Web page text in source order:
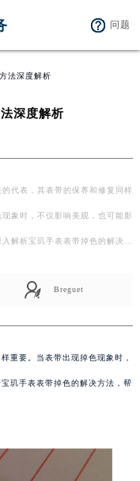
问题
法深度解析
深度解析
代表，其表带的保养和修复同样
象时，不仅影响美观，也可能影
解析宝玑手表表带掉色的解决…
Breguet
重要。当表带出现掉色现象时，
玑手表表带掉色的解决方法，帮